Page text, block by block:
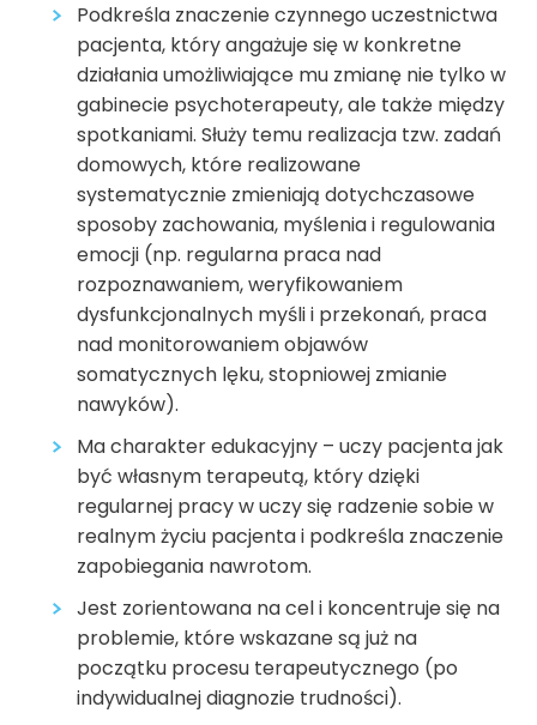
Podkreśla znaczenie czynnego uczestnictwa
pacjenta, który angażuje się w konkretne
działania umożliwiające mu zmianę nie tylko w
gabinecie psychoterapeuty, ale także między
spotkaniami. Służy temu realizacja tzw. zadań
domowych, które realizowane
systematycznie zmieniają dotychczasowe
sposoby zachowania, myślenia i regulowania
emocji (np. regularna praca nad
rozpoznawaniem, weryfikowaniem
dysfunkcjonalnych myśli i przekonań, praca
nad monitorowaniem objawów
somatycznych lęku, stopniowej zmianie
nawyków).
Ma charakter edukacyjny – uczy pacjenta jak
być własnym terapeutą, który dzięki
regularnej pracy w uczy się radzenie sobie w
realnym życiu pacjenta i podkreśla znaczenie
zapobiegania nawrotom.
Jest zorientowana na cel i koncentruje się na
problemie, które wskazane są już na
początku procesu terapeutycznego (po
indywidualnej diagnozie trudności).